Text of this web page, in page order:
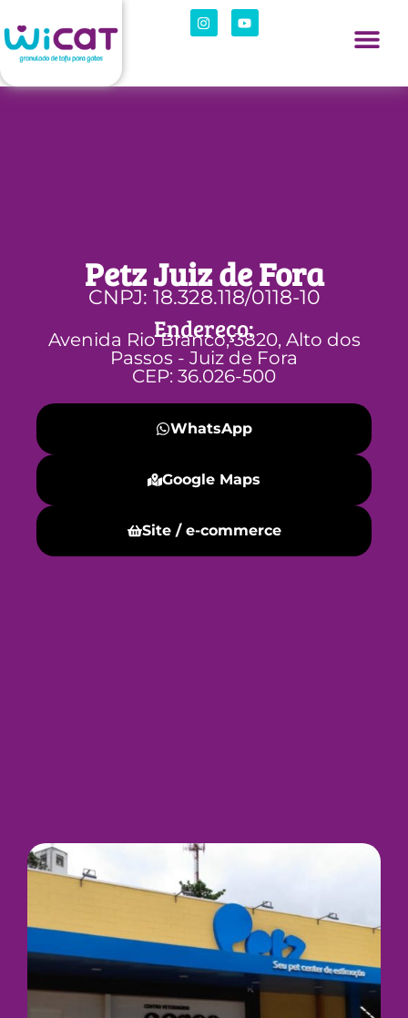
Petz Juiz de Fora
CNPJ: 18.328.118/0118-10
Endereço:
Avenida Rio Branco, 3820, Alto dos
Passos - Juiz de Fora
CEP: 36.026-500
WhatsApp
Google Maps
Site / e-commerce